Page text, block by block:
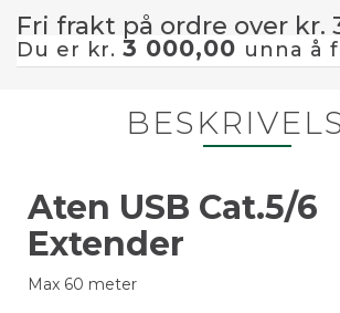
Fri frakt på ordre over kr.
Du er kr. 3 000,00 unna å
Aten USB Cat.5/6
Extender
Max 60 meter